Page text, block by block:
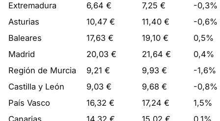
Extremadura 6,64 € 7,25 €
-0,3%
Asturias
10,47 € 11,40 €
-0,6%
Baleares
17,63 € 19,10 €
0,5%
Madrid
20,03 € 21,64 €
0,4%
Región de Murcia
9,21 € 9,93 €
-1,6%
Castilla y León
9,03 € 9,68 €
-0,8%
País Vasco
16,32 € 17,24 €
1,5%